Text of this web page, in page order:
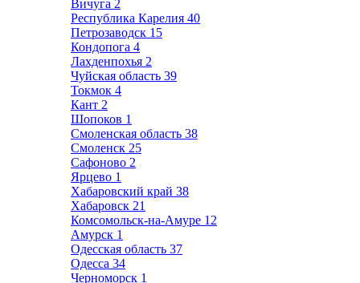
Вичуга 2
Республика Карелия 40
Петрозаводск 15
Кондопога 4
Лахденпохья 2
Чуйская область 39
Токмок 4
Кант 2
Шопоков 1
Смоленская область 38
Смоленск 25
Сафоново 2
Ярцево 1
Хабаровский край 38
Хабаровск 21
Комсомольск-на-Амуре 12
Амурск 1
Одесская область 37
Одесса 34
Черноморск 1